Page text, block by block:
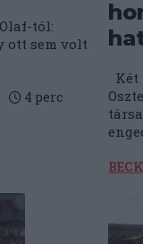
tól:
ott sem volt
4 perc
Két